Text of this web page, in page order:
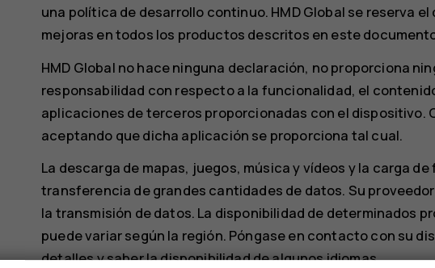
una política de desarrollo continuo. HMD Global se reserva
mejoras en todos los productos descritos en este
HMD Global no hace ninguna declaración, no proporciona
responsabilidad con respecto a la funcionalidad, el
aplicaciones de terceros proporcionadas con el dispositivo.
aceptando que dicha aplicación se proporciona tal cual.
La descarga de mapas, juegos, música y vídeos y la carga
transferencia de grandes cantidades de datos. Su
la transmisión de datos. La disponibilidad de determinados
puede variar según la región. Póngase en contacto con su
detalles y saber la disponibilidad de algunos idiomas.